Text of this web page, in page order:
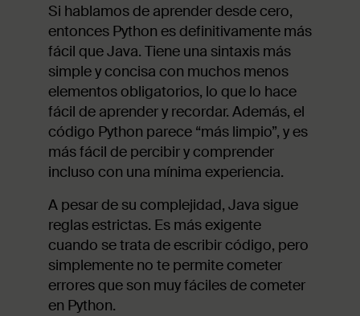
Si hablamos de aprender desde cero,
entonces Python es definitivamente más
fácil que Java. Tiene una sintaxis más
simple y concisa con muchos menos
elementos obligatorios, lo que lo hace
fácil de aprender y recordar. Además, el
código Python parece “más limpio”, y es
más fácil de percibir y comprender
incluso con una mínima experiencia.
A pesar de su complejidad, Java sigue
reglas estrictas. Es más exigente
cuando se trata de escribir código, pero
simplemente no te permite cometer
errores que son muy fáciles de cometer
en Python.